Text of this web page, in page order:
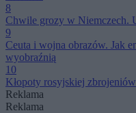
8
Chwile grozy w Niemczech.
9
Ceuta i wojna obrazów. Jak
wyobraźnią
10
Kłopoty rosyjskiej
Reklama
Reklama